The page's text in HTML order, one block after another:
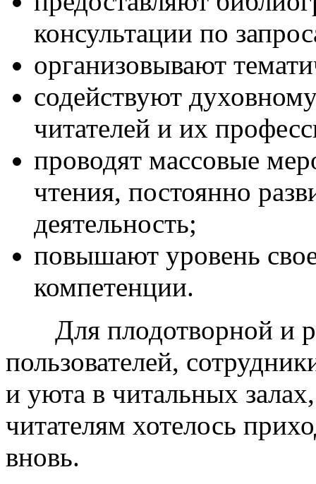
консультации по
организовывают
содействуют
читателей и их
проводят массовые
чтения, постоянно
деятельность;
повышают уровень
компетенции.
Для плодотворной и
пользователей,
и уюта в читальных
читателям хотелось
вновь.